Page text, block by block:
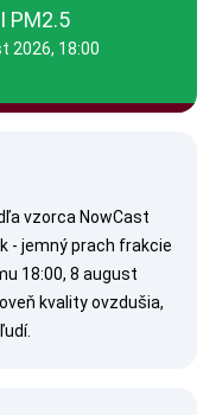
PM2.5
2026, 18:00
vzorca NowCast
- jemný prach frakcie
18:00, 8 august
kvality ovzdušia,